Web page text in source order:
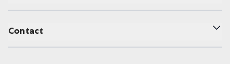
Contact